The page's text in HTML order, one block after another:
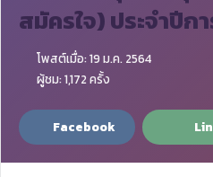
สมัครใจ) ประจำปีก
โพสต์เมื่อ: 19 ม.ค. 2564
ผู้ชม: 1,172 ครั้ง
Facebook